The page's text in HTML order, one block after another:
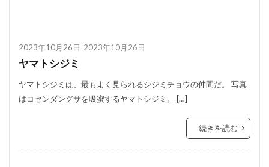
2023年10月26日 2023年10月26日
ヤマトシジミ
ヤマトシジミは、最もよく見られるシジミチョウの仲間だ。 写真
はコセンダングサを吸蜜するヤマトシジミ。 […]
続きを読む